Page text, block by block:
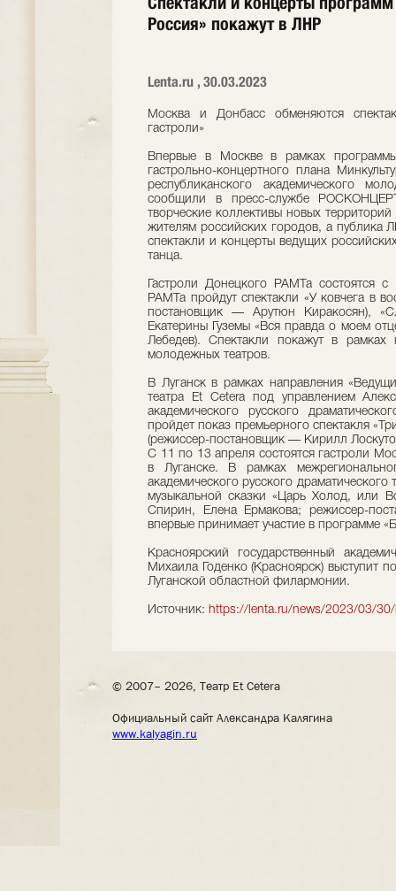
Россия» покажут в ЛНР
Lenta.ru , 30.03.2023
Москва и Донбасс обменяются
гастроли»
Впервые в Москве в рамках
гастрольно-концертного плана
республиканского академического
сообщили в пресс-службе
творческие коллективы новых
жителям российских городов, а публика
спектакли и концерты ведущих
танца.
Гастроли Донецкого РАМТа состоятся
РАМТа пройдут спектакли «У ковчега в
постановщик — Арутюн Киракосян),
Екатерины Гуземы «Вся правда о моем
Лебедев). Спектакли покажут в
молодежных театров.
В Луганск в рамках направления
театра Et Cetera под управлением
академического русского
пройдет показ премьерного спектакля
(режиссер-постановщик — Кирилл
С 11 по 13 апреля состоятся гастроли
в Луганске. В рамках
академического русского
музыкальной сказки «Царь Холод, или
Спирин, Елена Ермакова; режиссер-
впервые принимает участие в программе
Красноярский государственный
Михаила Годенко (Красноярск) выступит
Луганской областной филармонии.
Источник: https://lenta.ru/news/2023/03/
© 2007– 2026, Театр Et Cetera
Официальный сайт Александра Калягина
www.kalyagin.ru